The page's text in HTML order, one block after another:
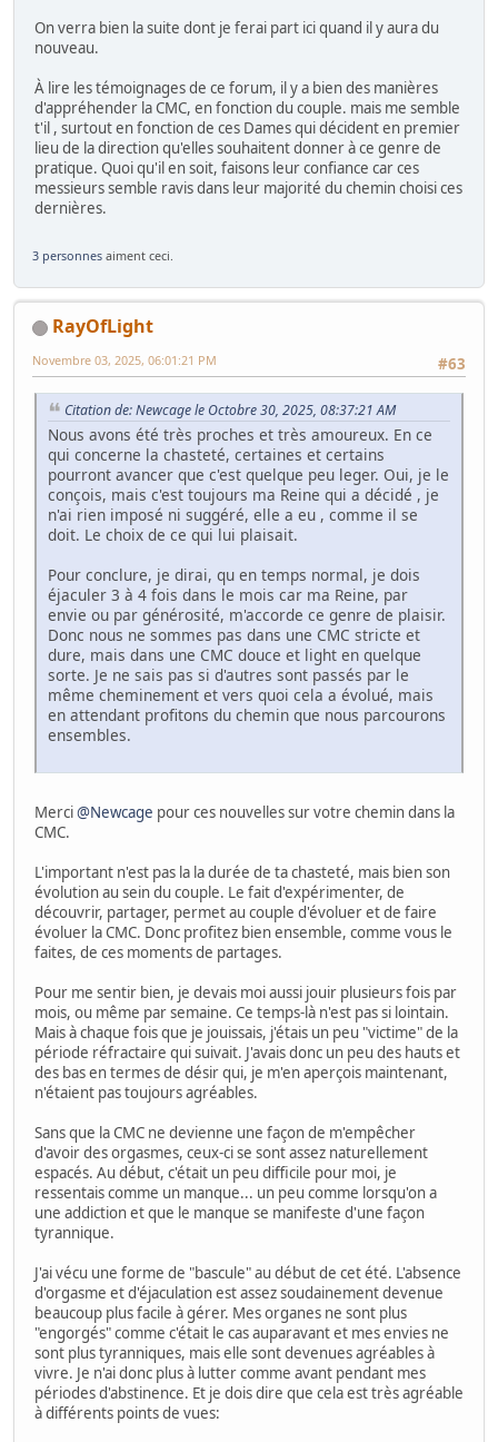
On verra bien la suite dont je ferai part ici quand il y aura du
nouveau.
À lire les témoignages de ce forum, il y a bien des manières
d'appréhender la CMC, en fonction du couple. mais me semble
t'il , surtout en fonction de ces Dames qui décident en premier
lieu de la direction qu'elles souhaitent donner à ce genre de
pratique. Quoi qu'il en soit, faisons leur confiance car ces
messieurs semble ravis dans leur majorité du chemin choisi ces
dernières.
3 personnes aiment ceci.
RayOfLight
#63
Novembre 03, 2025, 06:01:21 PM
Citation de: Newcage le Octobre 30, 2025, 08:37:21 AM
Nous avons été très proches et très amoureux. En ce
qui concerne la chasteté, certaines et certains
pourront avancer que c'est quelque peu leger. Oui, je le
conçois, mais c'est toujours ma Reine qui a décidé , je
n'ai rien imposé ni suggéré, elle a eu , comme il se
doit. Le choix de ce qui lui plaisait.
Pour conclure, je dirai, qu en temps normal, je dois
éjaculer 3 à 4 fois dans le mois car ma Reine, par
envie ou par générosité, m'accorde ce genre de plaisir.
Donc nous ne sommes pas dans une CMC stricte et
dure, mais dans une CMC douce et light en quelque
sorte. Je ne sais pas si d'autres sont passés par le
même cheminement et vers quoi cela a évolué, mais
en attendant profitons du chemin que nous parcourons
ensembles.
Merci@Newcage pour ces nouvelles sur votre chemin dans la
CMC.
L'important n'est pas la la durée de ta chasteté, mais bien son
évolution au sein du couple. Le fait d'expérimenter, de
découvrir, partager, permet au couple d'évoluer et de faire
évoluer la CMC. Donc profitez bien ensemble, comme vous le
faites, de ces moments de partages.
Pour me sentir bien, je devais moi aussi jouir plusieurs fois par
mois, ou même par semaine. Ce temps-là n'est pas si lointain.
Mais à chaque fois que je jouissais, j'étais un peu "victime" de la
période réfractaire qui suivait. J'avais donc un peu des hauts et
des bas en termes de désir qui, je m'en aperçois maintenant,
n'étaient pas toujours agréables.
Sans que la CMC ne devienne une façon de m'empêcher
d'avoir des orgasmes, ceux-ci se sont assez naturellement
espacés. Au début, c'était un peu difficile pour moi, je
ressentais comme un manque... un peu comme lorsqu'on a
une addiction et que le manque se manifeste d'une façon
tyrannique.
J'ai vécu une forme de "bascule" au début de cet été. L'absence
d'orgasme et d'éjaculation est assez soudainement devenue
beaucoup plus facile à gérer. Mes organes ne sont plus
"engorgés" comme c'était le cas auparavant et mes envies ne
sont plus tyranniques, mais elle sont devenues agréables à
vivre. Je n'ai donc plus à lutter comme avant pendant mes
périodes d'abstinence. Et je dois dire que cela est très agréable
à différents points de vues: